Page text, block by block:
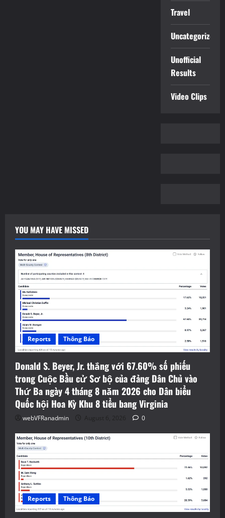
Travel
Uncategorized
Unofficial
Results
Video Clips
YOU MAY HAVE MISSED
Reports Thông Báo
Donald S. Beyer, Jr. thắng với 67.60% số phiếu
trong Cuộc Bầu cử Sơ bộ của đảng Dân Chủ vào
Thứ Ba ngày 4 tháng 8 năm 2026 cho Dân biểu
Quốc hội Hoa Kỳ Khu 8 tiểu bang Virginia
webVFRanadmin August 6, 2026 0
Reports Thông Báo